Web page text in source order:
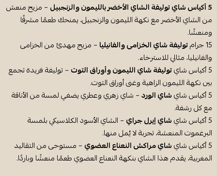
5 أكياس شاي توليفة الشاي الأخضر بالليمون والزنجبيل
– مزيج منعش
من الشاي الأخضر مع نكهة الليمون والزنجبيل، يمنحك طعمًا مشرقًا
ومنعشًا.
15 جرام
توليفة شاي الخزامى والفانيليا – مزيج مهدئ من الخزامى
والفانيليا، مثالي للاسترخاء.
5 أكياس شاي
توليفة شاي الليمون وأوراق التوت – توليفة فريدة تجمع
بين نكهة الليمون الزاهية وغنى أوراق التوت.
5 أكياس شاي
شاي الورد– شاي زهري وعطري يضفي لمسة من الأناقة
مع كل رشفة.
5 أكياس شاي
شاي إيرل جراي – الشاي الأسود الكلاسيكي بلمسة
البرغموت المنعشة، تجربة لا يُمل منها.
5 أكياس شاي
شاي مراكش النعناع العضوي – مستوحى من التقاليد
المغربية، يقدم هذا الشاي بنكهة النعناع العضوي طعمًا منعشًا وباردًا.